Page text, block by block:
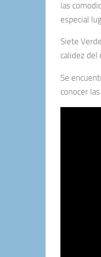
las
especial
Siete
calidez del
Se
conocer